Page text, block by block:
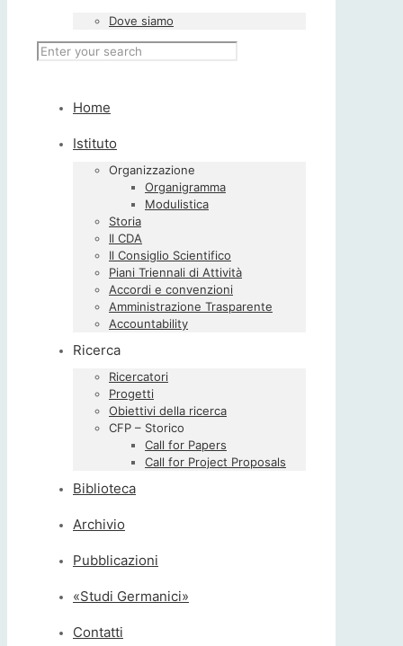
Dove siamo
Home
Istituto
Organizzazione
Organigramma
Modulistica
Storia
Il CDA
Il Consiglio Scientifico
Piani Triennali di Attività
Accordi e convenzioni
Amministrazione Trasparente
Accountability
Ricerca
Ricercatori
Progetti
Obiettivi della ricerca
CFP – Storico
Call for Papers
Call for Project Proposals
Biblioteca
Archivio
Pubblicazioni
«Studi Germanici»
Contatti